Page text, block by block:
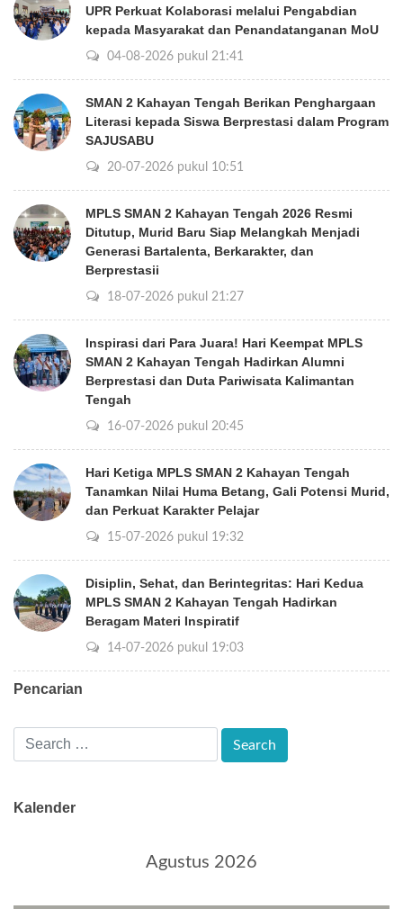
UPR Perkuat Kolaborasi melalui Pengabdian
kepada Masyarakat dan Penandatanganan MoU
04-08-2026 pukul 21:41
SMAN 2 Kahayan Tengah Berikan Penghargaan
Literasi kepada Siswa Berprestasi dalam Program
SAJUSABU
20-07-2026 pukul 10:51
MPLS SMAN 2 Kahayan Tengah 2026 Resmi
Ditutup, Murid Baru Siap Melangkah Menjadi
Generasi Bartalenta, Berkarakter, dan
Berprestasii
18-07-2026 pukul 21:27
Inspirasi dari Para Juara! Hari Keempat MPLS
SMAN 2 Kahayan Tengah Hadirkan Alumni
Berprestasi dan Duta Pariwisata Kalimantan
Tengah
16-07-2026 pukul 20:45
Hari Ketiga MPLS SMAN 2 Kahayan Tengah
Tanamkan Nilai Huma Betang, Gali Potensi Murid,
dan Perkuat Karakter Pelajar
15-07-2026 pukul 19:32
Disiplin, Sehat, dan Berintegritas: Hari Kedua
MPLS SMAN 2 Kahayan Tengah Hadirkan
Beragam Materi Inspiratif
14-07-2026 pukul 19:03
Pencarian
Kalender
Agustus 2026